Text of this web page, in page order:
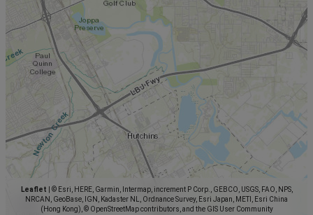
Leaflet
© Esri, HERE, Garmin, Intermap, increment P Corp., GEBCO, USGS, FAO, NPS,
NRCAN, GeoBase, IGN, Kadaster NL, Ordnance Survey, Esri Japan, METI, Esri China
(Hong Kong), © OpenStreetMap contributors, and the GIS User Community